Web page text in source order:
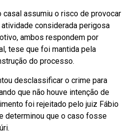
casal assumiu o risco de provocar
considerada perigosa
ambos respondem por
tese que foi mantida pela
do processo.
desclassificar o crime para
que não houve intenção de
foi rejeitado pelo juiz Fábio
determinou que o caso fosse